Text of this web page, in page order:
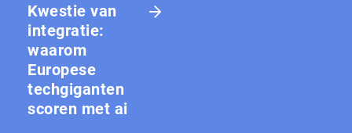
Kwestie van
integratie:
waarom
Europese
techgiganten
scoren met ai